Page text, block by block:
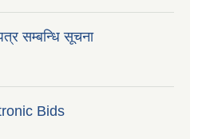
सम्बन्धि सूचना
Bids